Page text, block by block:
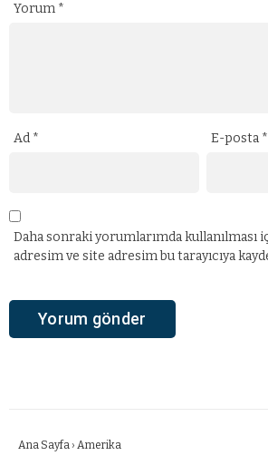
Yorum *
Ad * E-posta *
Daha sonraki yorumlarımda kullanılması
adresim ve site adresim bu tarayıcıya
Ana Sayfa › Amerika